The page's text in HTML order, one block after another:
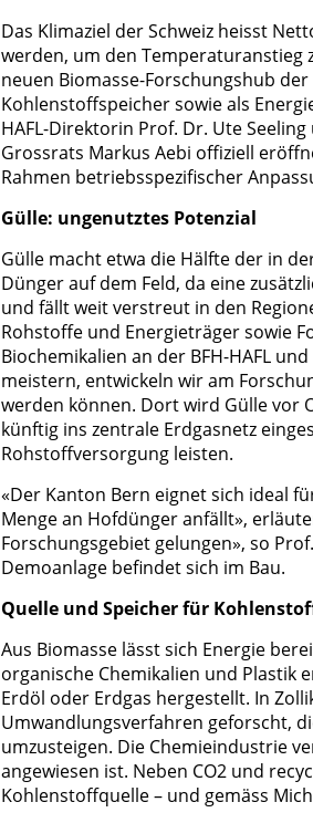
Das Klimaziel der Schweiz heisst
werden, um den Temperaturanstieg
neuen Biomasse-Forschungshub
Kohlenstoffspeicher sowie als
HAFL-Direktorin Prof. Dr. Ute
Grossrats Markus Aebi offiziell
Rahmen betriebsspezifischer
Gülle: ungenutztes Potenzial
Gülle macht etwa die Hälfte der in
Dünger auf dem Feld, da eine
und fällt weit verstreut in den
Rohstoffe und Energieträger sowie
Biochemikalien an der BFH-HAFL
meistern, entwickeln wir am
werden können. Dort wird Gülle vor
künftig ins zentrale Erdgasnetz
Rohstoffversorgung leisten.
«Der Kanton Bern eignet sich ideal
Menge an Hofdünger anfällt»,
Forschungsgebiet gelungen», so
Demoanlage befindet sich im Bau.
Quelle und Speicher für
Aus Biomasse lässt sich Energie
organische Chemikalien und Plastik
Erdöl oder Erdgas hergestellt. In
Umwandlungsverfahren geforscht,
umzusteigen. Die Chemieindustrie
angewiesen ist. Neben CO2 und
Kohlenstoffquelle – und gemäss